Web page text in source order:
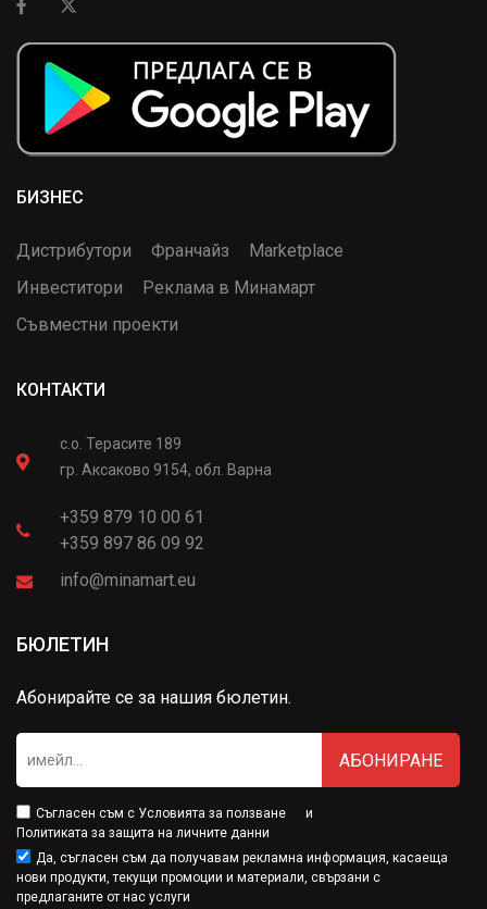
БИЗНЕС
Дистрибутори Франчайз
Marketplace
Инвеститори
Реклама в Минамарт
Съвместни проекти
КОНТАКТИ
с.о. Терасите 189
гр. Аксаково 9154, обл. Варна
+359 879 10 00 61
+359 897 86 09 92
info@minamart.eu
БЮЛЕТИН
Абонирайте се за нашия бюлетин.
АБОНИРАНЕ
Съгласен съм с Условията за ползване
и
Политиката за защита на личните данни
Да, съгласен съм да получавам рекламна информация, касаеща
нови продукти, текущи промоции и материали, свързани с
предлаганите от нас услуги